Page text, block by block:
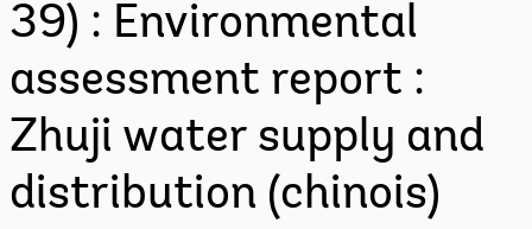
39) : Environmental
assessment report :
Zhuji water supply and
distribution (chinois)